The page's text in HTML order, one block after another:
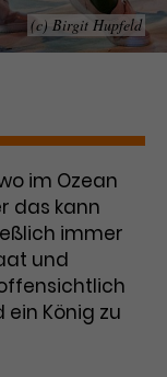
Cookie
Erstellung
die
Die
in
Anzahl
aus der sie
und
Ads-
(c) Birgit Hupfeld
im Ozean
das kann
immer
und
König zu